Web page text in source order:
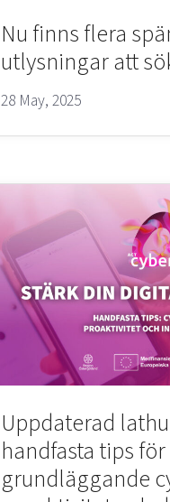
Nu finns flera
utlysningar att
28 May, 2025
Uppdaterad
handfasta tips för
grundläggande